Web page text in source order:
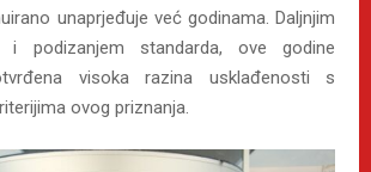
unaprjeđuje već godinama. Daljnjim
i podizanjem standarda, ove godine
visoka razina usklađenosti s
ovog priznanja.